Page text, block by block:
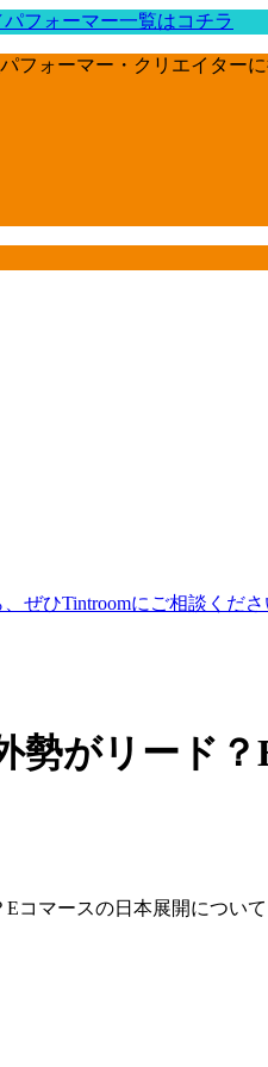
フォーマー一覧はコチラ
パフォーマー・クリエイター
ぜひTintroomにご相談くださ
勢がリード